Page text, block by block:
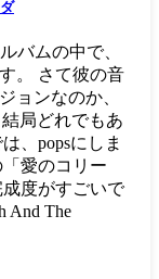
バムの中で、
。 さて彼の音
ョンなのか、
結局どれでもあ
、popsにしま
愛のコリー
度がすごいで
And The